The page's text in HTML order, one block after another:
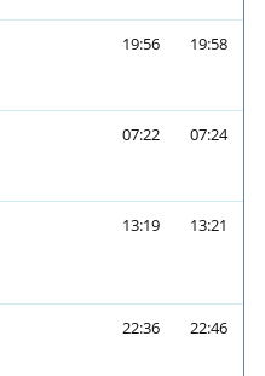
19:56 19:58
07:22 07:24
13:19 13:21
22:36 22:46